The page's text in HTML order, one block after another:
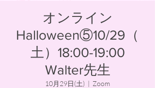
オンライン
Halloween⑤10/29（
土）18:00-19:00
Walter先生
10月29日(土)
  |
Zoom